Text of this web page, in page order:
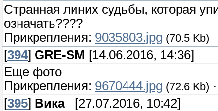
Странная линих судьбы, которая
означать????
Прикрепления: 9035803.jpg (70.5 Kb)
[394] GRE-SM [14.06.2016, 14:36]
Еще фото
Прикрепления: 9670444.jpg (72.6 Kb)
[395] Вика_
[27.07.2016, 10:42]